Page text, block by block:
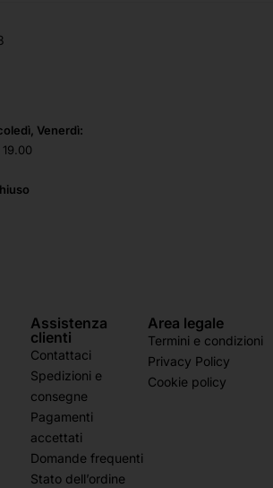
Venerdì:
Assistenza
clienti
Contattaci
Spedizioni e
consegne
Pagamenti
accettati
Domande frequenti
Stato dell’ordine
Area legale
Termini e condizioni
Privacy Policy
Cookie policy